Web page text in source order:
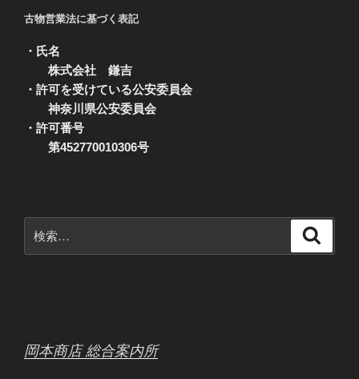
古物営業法に基づく表記
・氏名
株式会社 鎌吉
・許可を受けている公安委員会
神奈川県公安委員会
・許可番号
第452770010306号
索:
岡本商店 総合案内所